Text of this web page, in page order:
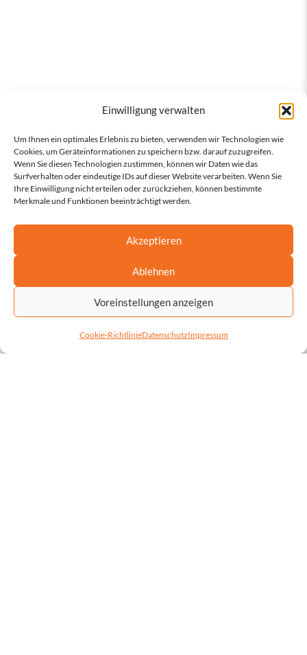
Einwilligung verwalten
Um Ihnen ein optimales Erlebnis zu bieten, verwenden wir Technologien wie
Cookies, um Geräteinformationen zu speichern bzw. darauf zuzugreifen.
Wenn Sie diesen Technologien zustimmen, können wir Daten wie das
Surfverhalten oder eindeutige IDs auf dieser Website verarbeiten. Wenn Sie
Ihre Einwilligung nicht erteilen oder zurückziehen, können bestimmte
Merkmale und Funktionen beeinträchtigt werden.
Akzeptieren
Ablehnen
Voreinstellungen anzeigen
Cookie-RichtlinieDatenschutzImpressum